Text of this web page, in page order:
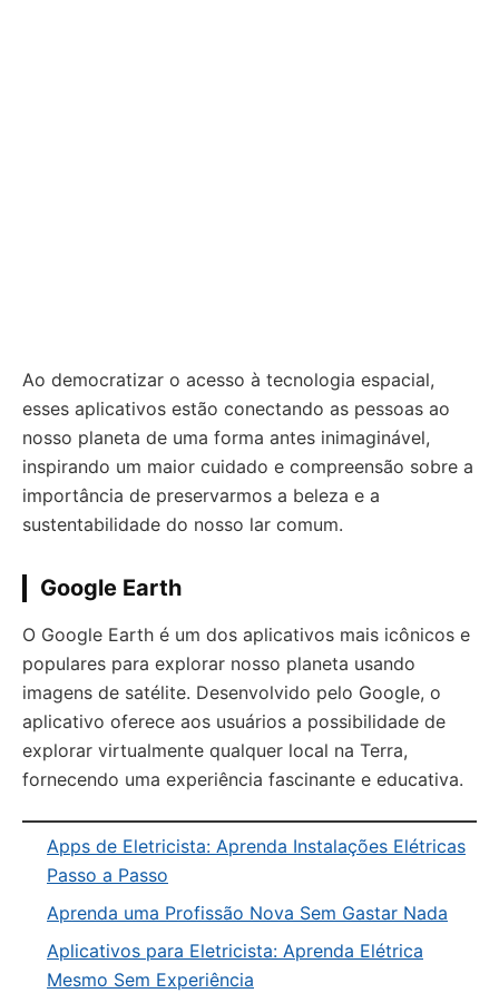
Ao democratizar o acesso à tecnologia espacial,
esses aplicativos estão conectando as pessoas ao
nosso planeta de uma forma antes inimaginável,
inspirando um maior cuidado e compreensão sobre a
importância de preservarmos a beleza e a
sustentabilidade do nosso lar comum.
Google Earth
O Google Earth é um dos aplicativos mais icônicos e
populares para explorar nosso planeta usando
imagens de satélite. Desenvolvido pelo Google, o
aplicativo oferece aos usuários a possibilidade de
explorar virtualmente qualquer local na Terra,
fornecendo uma experiência fascinante e educativa.
Apps de Eletricista: Aprenda Instalações Elétricas
Passo a Passo
Aprenda uma Profissão Nova Sem Gastar Nada
Aplicativos para Eletricista: Aprenda Elétrica
Mesmo Sem Experiência